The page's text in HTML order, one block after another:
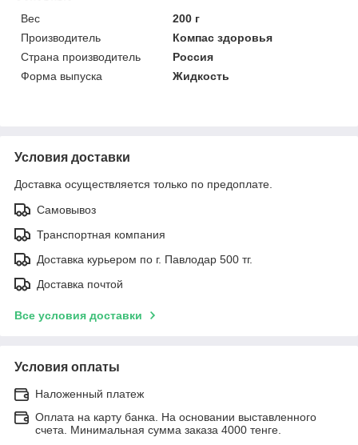
Вес
200 г
Производитель
Компас здоровья
Страна производитель
Россия
Форма выпуска
Жидкость
Условия доставки
Доставка осуществляется только по предоплате.
Самовывоз
Транспортная компания
Доставка курьером по г. Павлодар 500 тг.
Доставка почтой
Все условия доставки
Условия оплаты
Наложенный платеж
Оплата на карту банка. На основании выставленного
счета. Минимальная сумма заказа 4000 тенге.